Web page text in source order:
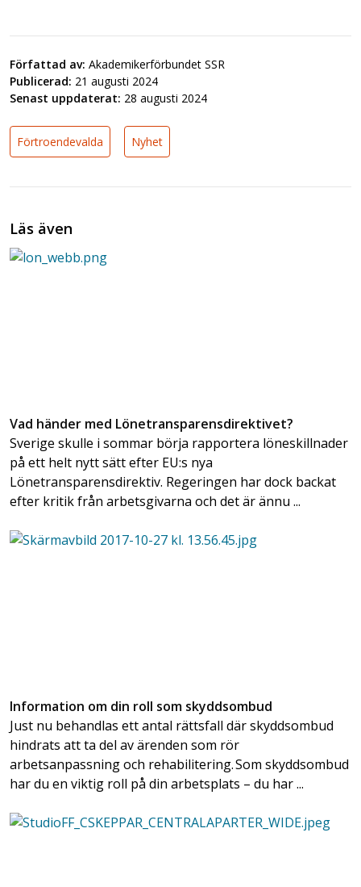
Författad av: Akademikerförbundet SSR
Publicerad: 21 augusti 2024
Senast uppdaterat: 28 augusti 2024
Förtroendevalda Nyhet
Läs även
Vad händer med Lönetransparensdirektivet?
Sverige skulle i sommar börja rapportera löneskillnader
på ett helt nytt sätt efter EU:s nya
Lönetransparensdirektiv. Regeringen har dock backat
efter kritik från arbetsgivarna och det är ännu ...
Information om din roll som skyddsombud
Just nu behandlas ett antal rättsfall där skyddsombud
hindrats att ta del av ärenden som rör
arbetsanpassning och rehabilitering. Som skyddsombud
har du en viktig roll på din arbetsplats – du har ...